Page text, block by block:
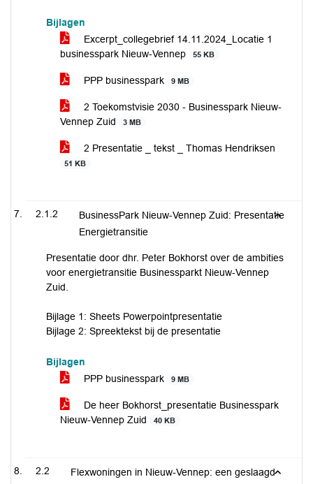
Bijlagen
Excerpt_collegebrief 14.11.2024_Locatie 1
businesspark Nieuw-Vennep
55 KB
PPP businesspark 9 MB
2 Toekomstvisie 2030 - Businesspark Nieuw-
Vennep Zuid
3 MB
2 Presentatie _ tekst _ Thomas Hendriksen
51 KB
2.1.2
BusinessPark Nieuw-Vennep Zuid: Presentatie
Energietransitie
Presentatie door dhr. Peter Bokhorst over de ambities
voor energietransitie Businessparkt Nieuw-Vennep
Zuid.
Bijlage 1: Sheets Powerpointpresentatie
Bijlage 2: Spreektekst bij de presentatie
Bijlagen
PPP businesspark
9 MB
De heer Bokhorst_presentatie Businesspark
Nieuw-Vennep Zuid
40 KB
2.2
Flexwoningen in Nieuw-Vennep: een geslaagd